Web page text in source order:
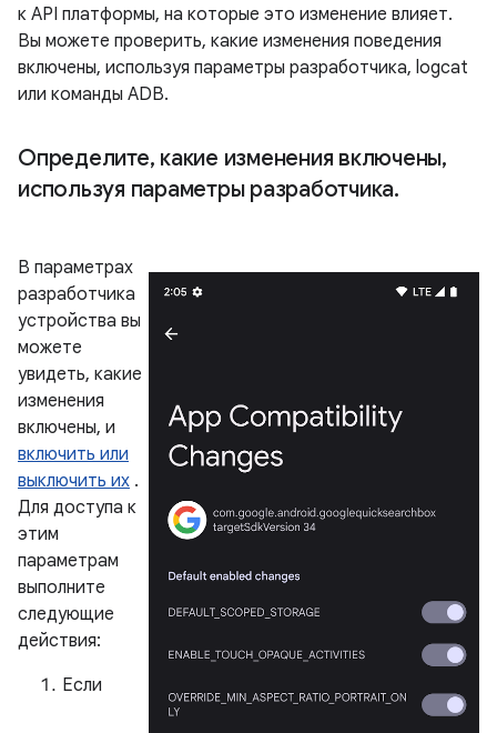
к API платформы, на которые это изменение влияет.
Вы можете проверить, какие изменения поведения
включены, используя параметры разработчика, logcat
или команды ADB.
Определите, какие изменения включены,
используя параметры разработчика.
В параметрах
разработчика
устройства вы
можете
увидеть, какие
изменения
включены, и
включить или
выключить их .
Для доступа к
этим
параметрам
выполните
следующие
действия:
Если